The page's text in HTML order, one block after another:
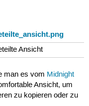
Ansicht
man es vom Midnight
Ansicht, um
zu kopieren oder zu